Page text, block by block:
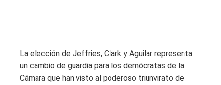
La elección de Jeffries, Clark y Aguilar representa
un cambio de guardia para los demócratas de la
Cámara que han visto al poderoso triunvirato de